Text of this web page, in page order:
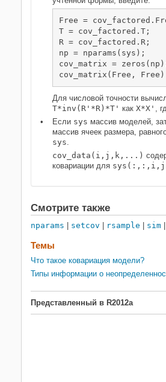
Free =
T = cov_factored.T;
R = cov_factored.R;
np = nparams(sys);
cov_matrix =
cov_matrix(Free,
Для числовой точности
T*inv(R'*R)*T' как X*X' ,
Если sys массив моделей,
массив ячеек размера,
sys.
cov_data(i,j,k,...)
ковариации для
Смотрите также
nparams setcov rsample sim
Темы
Что такое ковариация модели?
Типы информации о
Представленный в R2012a